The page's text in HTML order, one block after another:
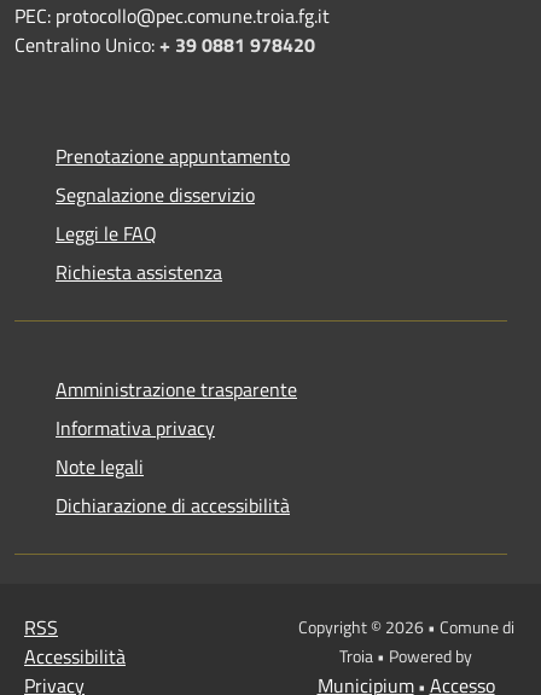
PEC: protocollo@pec.comune.troia.fg.it
Centralino Unico:+ 39 0881 978420
Prenotazione appuntamento
Segnalazione disservizio
Leggi le FAQ
Richiesta assistenza
Amministrazione trasparente
Informativa privacy
Note legali
Dichiarazione di accessibilità
RSS
Accessibilità
Privacy
Copyright © 2026 • Comune di
Troia • Powered by
Municipium• Accesso